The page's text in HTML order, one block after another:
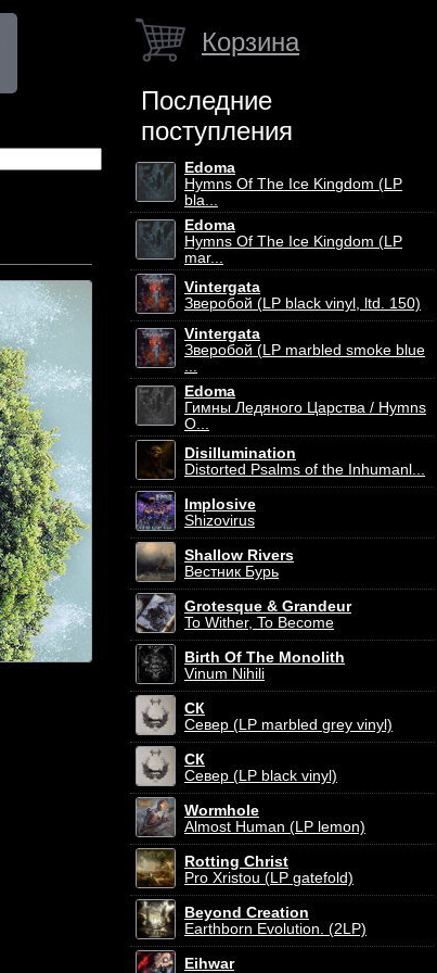
Корзина
Последние
поступления
Edoma
Hymns Of The Ice Kingdom (LP
bla...
Edoma
Hymns Of The Ice Kingdom (LP
mar...
Vintergata
Зверобой (LP black vinyl, ltd. 150)
Vintergata
Зверобой (LP marbled smoke blue
...
Edoma
Гимны Ледяного Царства / Hymns
O...
Disillumination
Distorted Psalms of the Inhumanl...
Implosive
Shizovirus
Shallow Rivers
Вестник Бурь
Grotesque & Grandeur
To Wither, To Become
Birth Of The Monolith
Vinum Nihili
СК
Север (LP marbled grey vinyl)
СК
Север (LP black vinyl)
Wormhole
Almost Human (LP lemon)
Rotting Christ
Pro Xristou (LP gatefold)
Beyond Creation
Earthborn Evolution. (2LP)
Eihwar